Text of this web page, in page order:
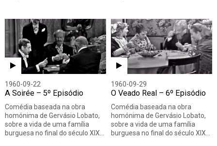
1960-09-22
A Soirée – 5º Episódio
Comédia baseada na obra
homónima de Gervásio Lobato,
sobre a vida de uma família
burguesa no final do século XIX…
1960-09-29
O Veado Real – 6º Episódio
Comédia baseada na obra
homónima de Gervásio Lobato,
sobre a vida de uma família
burguesa no final do século XIX…